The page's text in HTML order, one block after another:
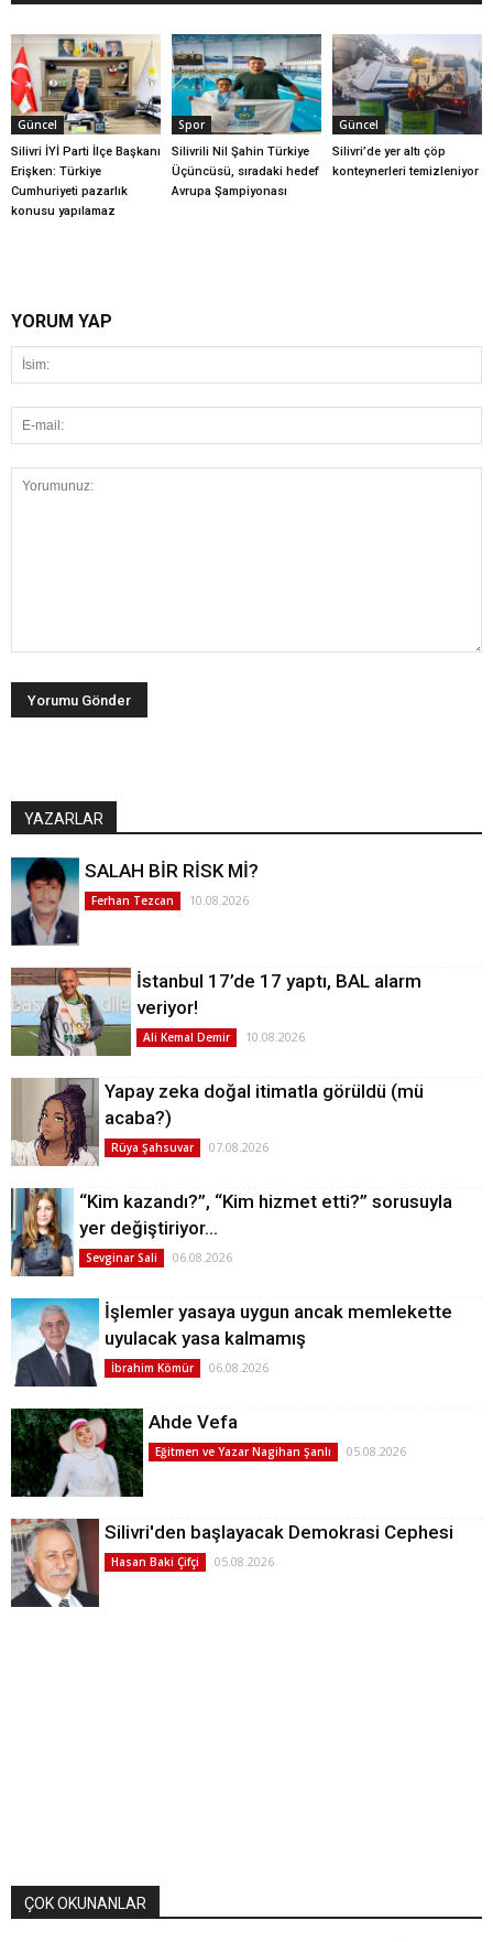
Güncel
Silivri İYİ Parti İlçe Başkanı
Erişken: Türkiye
Cumhuriyeti pazarlık
konusu yapılamaz
Spor
Silivrili Nil Şahin Türkiye
Üçüncüsü, sıradaki hedef
Avrupa Şampiyonası
Güncel
Silivri’de yer altı çöp
konteynerleri temizleniyor
YORUM YAP
YAZARLAR
SALAH BİR RİSK Mİ?
Ferhan Tezcan 10.08.2026
İstanbul 17’de 17 yaptı, BAL alarm
veriyor!
Ali Kemal Demir 10.08.2026
Yapay zeka doğal itimatla görüldü (mü
acaba?)
Rüya Şahsuvar 07.08.2026
“Kim kazandı?”, “Kim hizmet etti?” sorusuyla
yer değiştiriyor…
Sevginar Sali 06.08.2026
İşlemler yasaya uygun ancak memlekette
uyulacak yasa kalmamış
İbrahim Kömür 06.08.2026
Ahde Vefa
Eğitmen ve Yazar Nagihan Şanlı 05.08.2026
Silivri'den başlayacak Demokrasi Cephesi
Hasan Baki Çifçi 05.08.2026
ÇOK OKUNANLAR